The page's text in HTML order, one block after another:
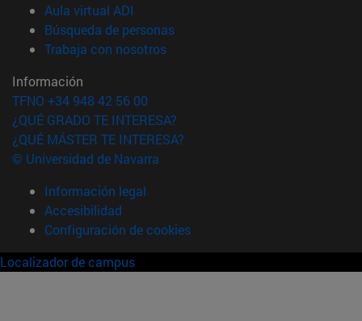
Aula virtual ADI
Búsqueda de personas(abre en nueva ventana)
Trabaja con nosotros(abre en nueva ventana)
Información
TFNO +34 948 42 56 00
¿QUÉ GRADO TE INTERESA?
¿QUÉ MÁSTER TE INTERESA?
© Universidad de Navarra
Información legal
Accesibilidad
Configuración de cookies
Localizador de campus